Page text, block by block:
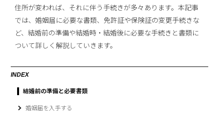
住所が変われば、それに伴う手続きが多々あります。本記事
では、婚姻届に必要な書類、免許証や保険証の変更手続きな
ど、結婚前の準備や結婚時・結婚後に必要な手続きと書類に
ついて詳しく解説していきます。
INDEX
結婚前の準備と必要書類
婚姻届を入手する